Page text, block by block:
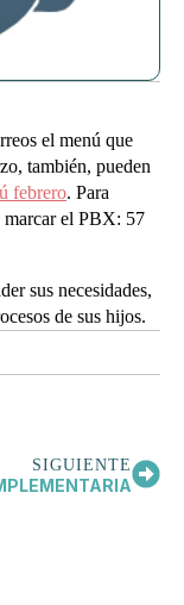
el menú que
también, pueden
febrero. Para
marcar el PBX: 57
sus necesidades,
de sus hijos.
SIGUIENTE